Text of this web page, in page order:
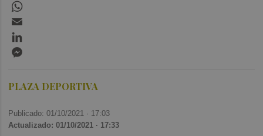
PLAZA DEPORTIVA
Publicado: 01/10/2021 · 17:03
Actualizado: 01/10/2021 · 17:33